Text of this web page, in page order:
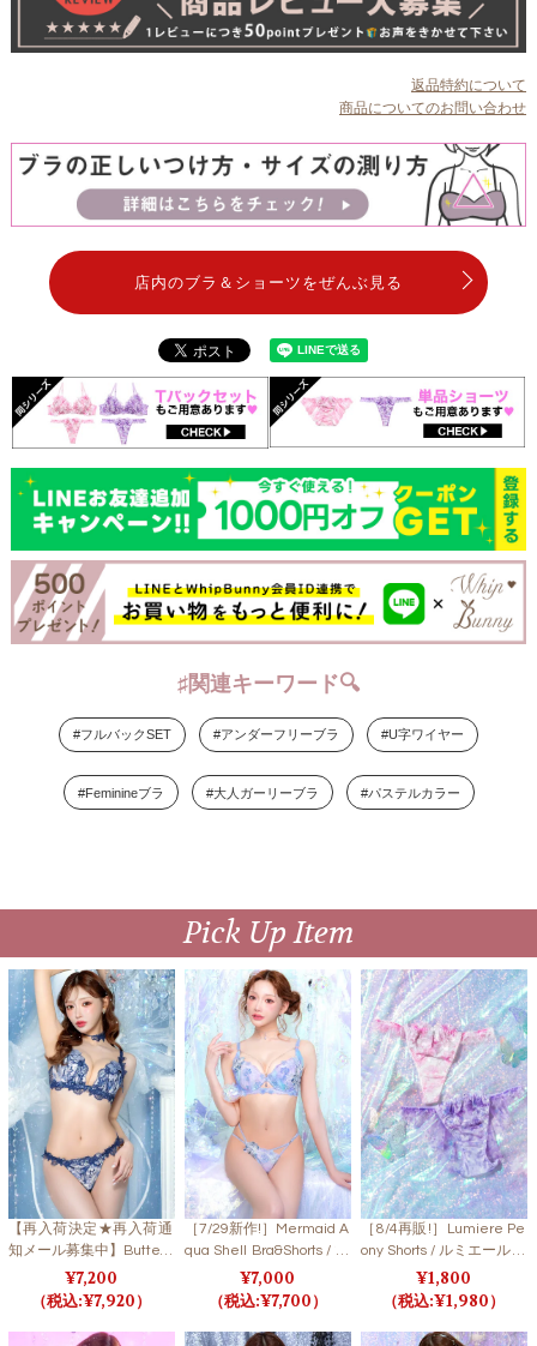
返品特約について
商品についてのお問い合わせ
店内のブラ＆ショーツをぜんぶ見る
♯関連キーワード🔍
#フルバックSET #アンダーフリーブラ #U字ワイヤー
#Feminineブラ #大人ガーリーブラ #パステルカラー
Pick Up Item
【再入荷決定★再入荷通
知メール募集中】Butterfl
y Rose Garden Bra&Shor
ts / バタフライローズガ
ーデンブラ＆ショーツ
7,200
7,920
［7/29新作!］Mermaid A
qua Shell Bra&Shorts / マ
ーメイドアクアシェルブ
ラ＆ショーツ
7,000
7,700
［8/4再販!］Lumiere Pe
ony Shorts / ルミエールピ
オニーショーツ
1,800
1,980